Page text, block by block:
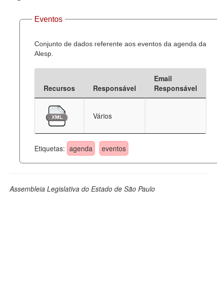
Dados Governamentais Abertos
Planejamento
Catálogo de dados
Deputados Estaduais
Administração
Legislação
Eventos
Conjunto de dados referente aos eventos da agenda da
Alesp.
Recursos Responsável
Email
Responsável
Vários
Etiquetas: agenda eventos
Assembleia Legislativa do Estado de São Paulo